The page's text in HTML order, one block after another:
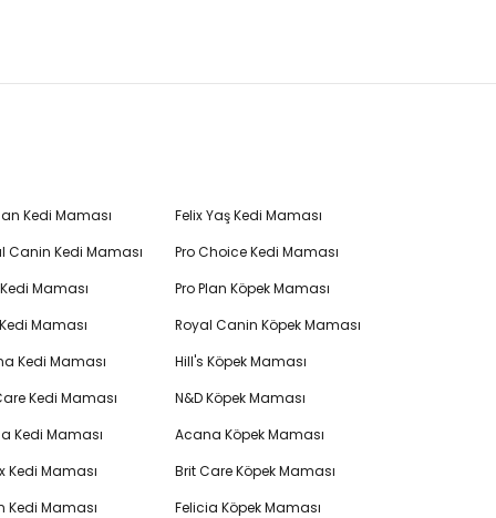
Kedi Maması
Canin Kedi Maması
Maması
Maması
Kedi Maması
Kedi Maması
Kedi Maması
Kedi Maması
Kedi Maması
Felix Yaş Kedi Maması
Pro Choice Kedi Maması
Pro Plan Köpek Maması
Royal Canin Köpek Maması
Hill's Köpek Maması
N&D Köpek Maması
Acana Köpek Maması
Brit Care Köpek Maması
Felicia Köpek Maması